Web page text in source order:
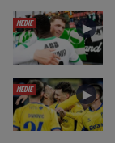
MEDIE ►
MEDIE ►